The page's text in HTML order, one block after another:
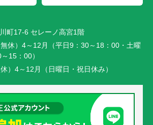
町17-6 セレーノ高宮1階
休）4～12月（平日9：30～18：00・土曜
15：00）
）4～12月（日曜日・祝日休み）